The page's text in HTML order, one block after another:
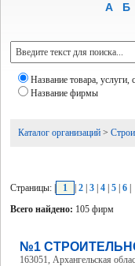
А
Б
Название товара,
Название фирмы
Каталог организаций >
Страницы: | 1 2 3 4 5 6
Всего найдено: 105 фирм
№1
163051, Архангельская